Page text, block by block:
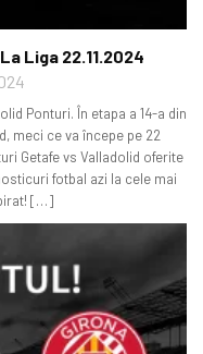
Liga 22.11.2024
Ponturi. În etapa a 14-a din
meci ce va începe pe 22
Getafe vs Valladolid oferite
fotbal azi la cele mai
[…]